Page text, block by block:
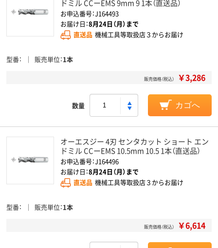
ドミル CCーEMS 9mm 9 1本（直送品）
お申込番号：J164493
お届け日：8月24日（月）まで
直送品 機械工具等取扱店３からお届け
型番 販売単位 1本
販売価格（税込） ￥3,286
数量 カゴへ
オーエスジー 4刃 センタカット ショート エン
ドミル CCーEMS 10.5mm 10.5 1本（直送品）
お申込番号：J164496
お届け日：8月24日（月）まで
直送品 機械工具等取扱店３からお届け
型番 販売単位 1本
販売価格（税込） ￥6,614